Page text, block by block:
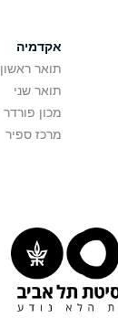
אקדמיה
תואר ראשון
תואר שני
מכון פורדר
מרכז ספיר